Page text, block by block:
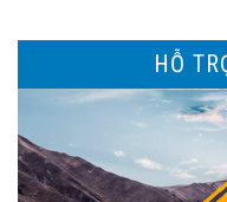
HỖ